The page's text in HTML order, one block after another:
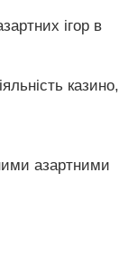
ігор в
казино,
азартними